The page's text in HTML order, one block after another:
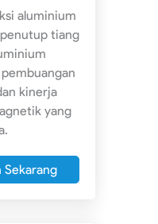
aluminium
tiang
kinerja
yang